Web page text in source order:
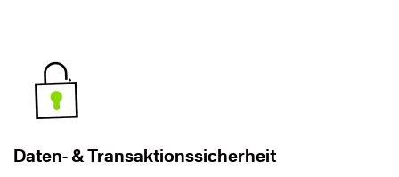
Daten- & Transaktionssicherheit